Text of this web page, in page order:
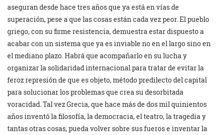
aseguran desde hace tres años que ya está en vías de
superación, pese a que las cosas están cada vez peor. El pueblo
griego, con su firme resistencia, demuestra estar dispuesto a
acabar con un sistema que ya es inviable no en el largo sino en
el mediano plazo. Habrá que acompañarlo en su lucha y
organizar la solidaridad internacional para tratar de evitar la
feroz represión de que es objeto, método predilecto del capital
para solucionar los problemas que crea su desorbitada
voracidad. Tal vez Grecia, que hace más de dos mil quinientos
años inventó la filosofía, la democracia, el teatro, la tragedia y
tantas otras cosas, pueda volver sobre sus fueros e inventar la